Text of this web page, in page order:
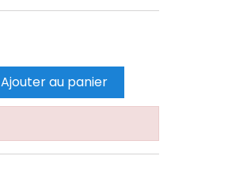
Ajouter au panier